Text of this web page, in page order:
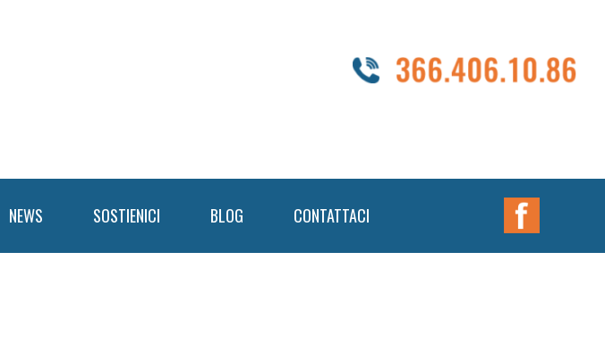
NEWS SOSTIENICI BLOG CONTATTACI
Nav
Widget
Area